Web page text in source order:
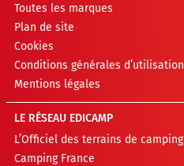
Toutes les marques
Plan de site
Cookies
Conditions générales d’utilisation
Mentions légales
LE RÉSEAU EDICAMP
L’Officiel des terrains de camping
Camping France